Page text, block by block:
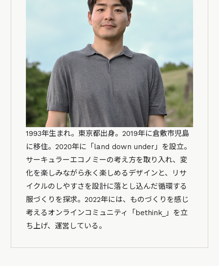
1993年生まれ。東京都出身。2019年に倉敷市児島
に移住。2020年に「land down under」を設立。
サーキュラーエコノミーの考え方を取り入れ、変
化を楽しみながら永く楽しめるデザインと、リサ
イクルのしやすさを設計に落とし込んだ循環する
服づくりを探求。2022年には、ものづくりを感じ
考えるオンラインコミュニティ「bethink_」を立
ち上げ、運営している。